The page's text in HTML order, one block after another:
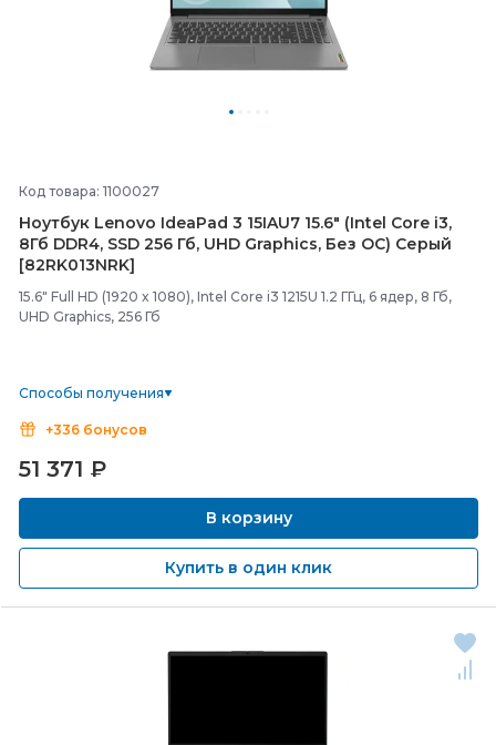
Код товара: 1100027
Ноутбук Lenovo IdeaPad 3 15IAU7 15.6" (Intel Core i3,
8Гб DDR4, SSD 256 Гб, UHD Graphics, Без ОС) Серый
[82RK013NRK]
15.6" Full HD (1920 x 1080), Intel Core i3 1215U 1.2 ГГц, 6 ядер, 8 Гб,
UHD Graphics, 256 Гб
Способы получения
+336 бонусов
51 371 ₽
В корзину
Купить в один клик